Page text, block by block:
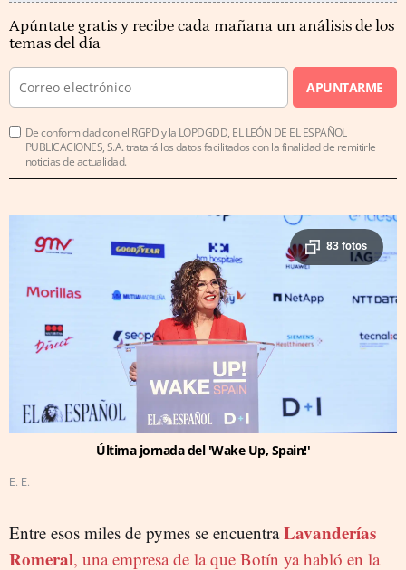
Apúntate gratis y recibe cada mañana un análisis de los
temas del día
APUNTARME
De conformidad con el RGPD y la LOPDGDD, EL LEÓN DE EL ESPAÑOL
PUBLICACIONES, S.A. tratará los datos facilitados con la finalidad de remitirle
noticias de actualidad.
83 fotos
Última jornada del 'Wake Up, Spain!'
E. E.
Entre esos miles de pymes se encuentraLavanderías
Romeral, una empresa de la que Botín ya habló en la